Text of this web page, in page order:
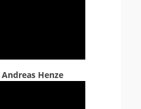
Andreas Henze